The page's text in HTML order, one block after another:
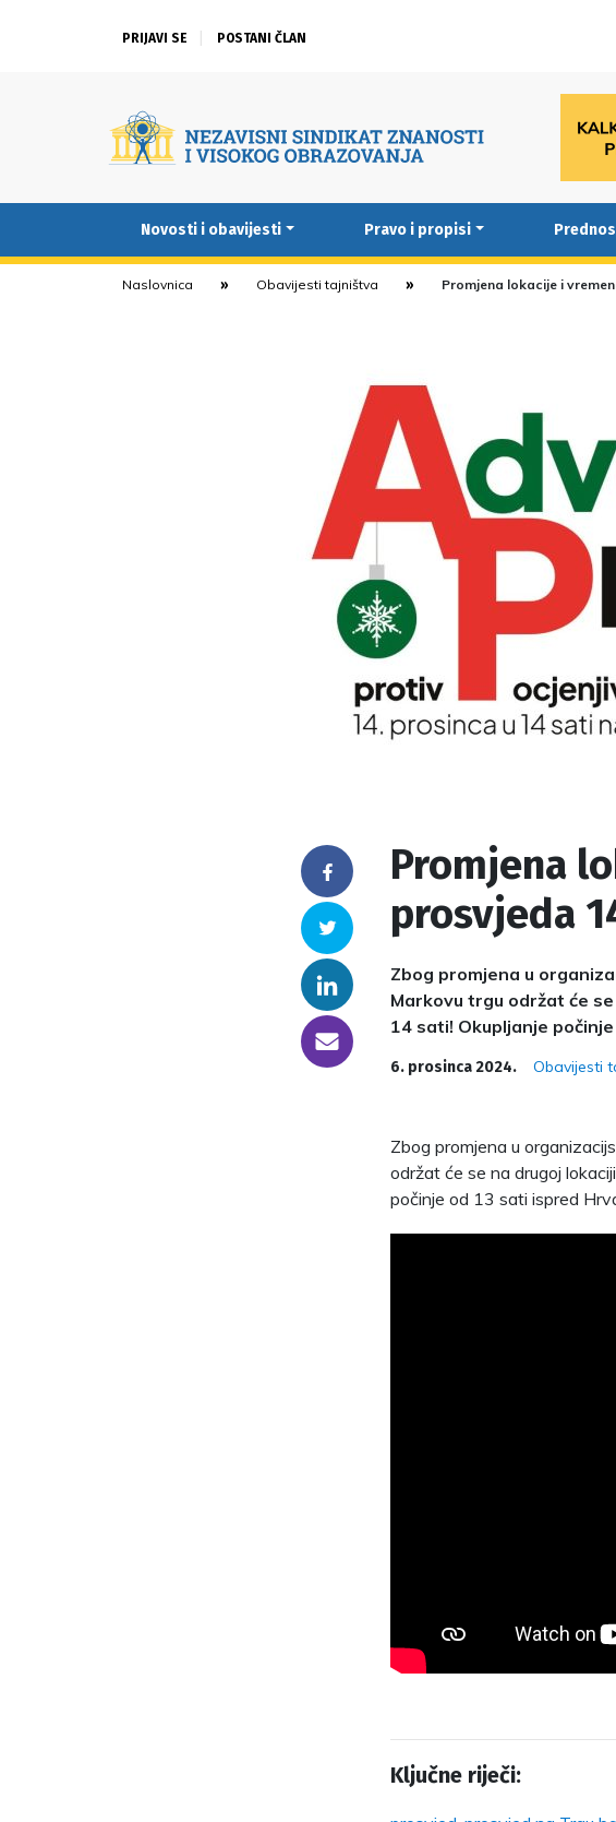
PRIJAVI SE POSTANI ČLAN
Novosti i obavijesti Pravo i propisi
Naslovnica Obavijesti tajništva Promjena lokacije i
Facebook
Twitter
Linkedin
someone@yoursite.com
Promjena
prosvjeda
Zbog promjena u
Markovu trgu održat će
14 sati! Okupljanje
6. prosinca 2024. Obavijesti
Zbog promjena u
održat će se na drugoj
počinje od 13 sati ispred
Ključne riječi: